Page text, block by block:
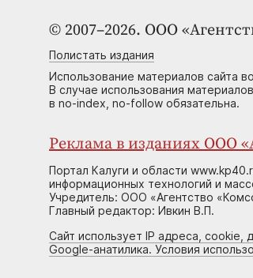
© 2007–2026. ООО
Полистать издания
Использование материалов сайта
В случае использования
в no-index, no-follow обязательна.
Реклама в изданиях ООО
Портал Калуги и области
информационных технологий и
Учредитель: ООО «Агентство
Главный редактор: Ивкин В.П.
Сайт использует IP адреса, cookie,
Google-анатилика. Условия